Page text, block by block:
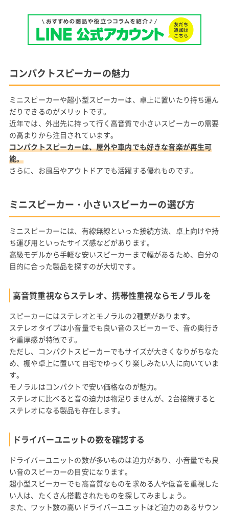
コンパクトスピーカーの魅力
ミニスピーカーや超小型スピーカーは、卓上に置いたり持ち運ん
だりできるのがメリットです。
近年では、外出先に持って行く高音質で小さいスピーカーの需要
の高まりから注目されています。
コンパクトスピーカーは、屋外や車内でも好きな音楽が再生可
能。
さらに、お風呂やアウトドアでも活躍する優れものです。
ミニスピーカー・小さいスピーカーの選び方
ミニスピーカーには、有線無線といった接続方法、卓上向けや持
ち運び用といったサイズ感などがあります。
高級モデルから手軽な安いスピーカーまで幅があるため、自分の
目的に合った製品を探すのが大切です。
高音質重視ならステレオ、携帯性重視ならモノラルを
スピーカーにはステレオとモノラルの2種類があります。
ステレオタイプは小音量でも良い音のスピーカーで、音の奥行き
や重厚感が特徴です。
ただし、コンパクトスピーカーでもサイズが大きくなりがちなた
め、棚や卓上に置いて自宅でゆっくり楽しみたい人に向いていま
す。
モノラルはコンパクトで安い価格なのが魅力。
ステレオに比べると音の迫力は物足りませんが、2台接続すると
ステレオになる製品も存在します。
ドライバーユニットの数を確認する
ドライバーユニットの数が多いものは迫力があり、小音量でも良
い音のスピーカーの目安になります。
超小型スピーカーでも高音質なものを求める人や低音を重視した
い人は、たくさん搭載されたものを探してみましょう。
また、ワット数の高いドライバーユニットほど迫力のあるサウン